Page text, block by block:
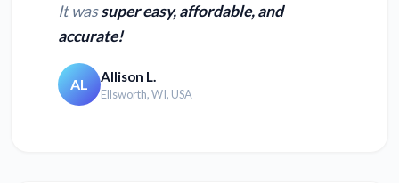
It wassuper easy, affordable, and
accurate!
AL Allison L.
Ellsworth, WI, USA